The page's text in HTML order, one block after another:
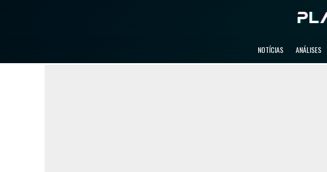
NOTÍCIAS ANÁLISES